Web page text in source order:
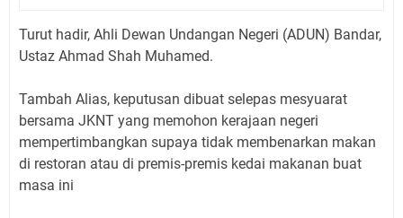
Turut hadir, Ahli Dewan Undangan Negeri (ADUN) Bandar,
Ustaz Ahmad Shah Muhamed.
Tambah Alias, keputusan dibuat selepas mesyuarat
bersama JKNT yang memohon kerajaan negeri
mempertimbangkan supaya tidak membenarkan makan
di restoran atau di premis-premis kedai makanan buat
masa ini